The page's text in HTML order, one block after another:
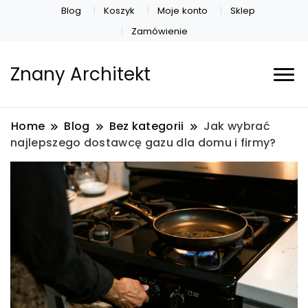
Blog Koszyk Moje konto
Sklep
Zamówienie
Znany Architekt
Home Blog Bez kategorii
Jak wybrać
najlepszego dostawcę gazu dla domu i firmy?